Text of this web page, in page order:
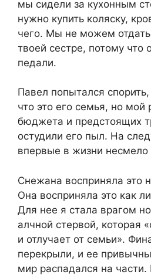
мы сидели за кухонным
нужно купить коляску,
чего. Мы не можем
твоей сестре, потому что
педали.
Павел попытался
что это его семья, но мой
бюджета и предстоящих
остудили его пыл. На
впервые в жизни несмело
Снежана восприняла это
Она восприняла это как
Для нее я стала врагом
алчной cтepвoй, которая
и отлучает от семьи».
перекрыли, и ее
мир распадался на